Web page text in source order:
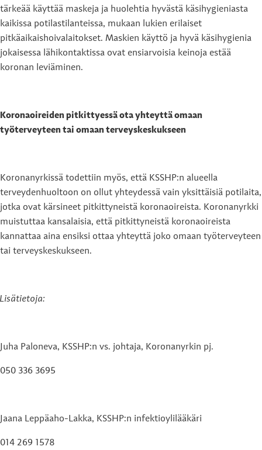
tärkeää käyttää maskeja ja huolehtia hyvästä käsihygieniasta
kaikissa potilastilanteissa, mukaan lukien erilaiset
pitkäaikaishoivalaitokset. Maskien käyttö ja hyvä käsihygienia
jokaisessa lähikontaktissa ovat ensiarvoisia keinoja estää
koronan leviäminen.
Koronaoireiden pitkittyessä ota yhteyttä omaan
työterveyteen tai omaan terveyskeskukseen
Koronanyrkissä todettiin myös, että KSSHP:n alueella
terveydenhuoltoon on ollut yhteydessä vain yksittäisiä potilaita,
jotka ovat kärsineet pitkittyneistä koronaoireista. Koronanyrkki
muistuttaa kansalaisia, että pitkittyneistä koronaoireista
kannattaa aina ensiksi ottaa yhteyttä joko omaan työterveyteen
tai terveyskeskukseen.
Lisätietoja:
Juha Paloneva, KSSHP:n vs. johtaja, Koronanyrkin pj.
050 336 3695
Jaana Leppäaho-Lakka, KSSHP:n infektioylilääkäri
014 269 1578